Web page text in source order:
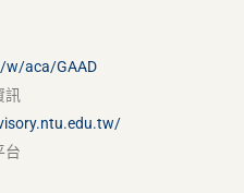
w/aca/GAAD
台